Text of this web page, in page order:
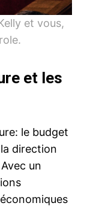
et vous,
et les
le budget
direction
un